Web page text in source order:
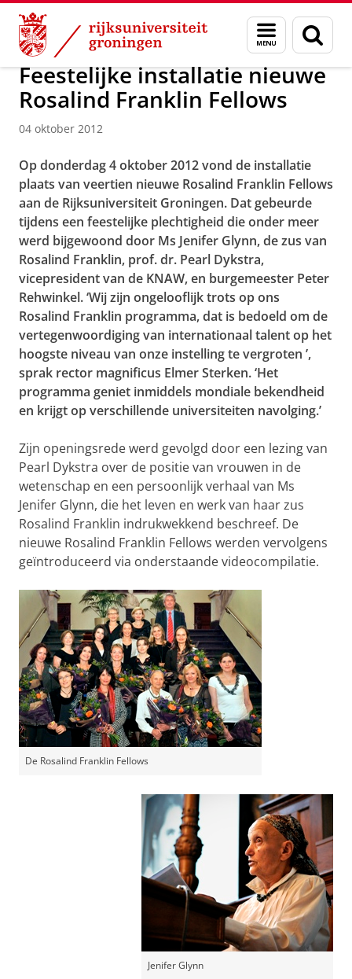
Skip
Content
Skip
Navigation
Menu
en
zoeken
Over ons Actueel Nieuws Nieuwsberichten
Feestelijke installatie nieuwe
Rosalind Franklin Fellows
04 oktober 2012
Op donderdag 4 oktober 2012 vond de installatie
plaats van veertien nieuwe Rosalind Franklin Fellows
aan de Rijksuniversiteit Groningen. Dat gebeurde
tijdens een feestelijke plechtigheid die onder meer
werd bijgewoond door Ms Jenifer Glynn, de zus van
Rosalind Franklin, prof. dr. Pearl Dykstra,
vicepresident van de KNAW, en burgemeester Peter
Rehwinkel.‘Wij zijn ongelooflijk trots op ons
Rosalind Franklin programma, dat is bedoeld om de
vertegenwoordiging van internationaal talent op het
hoogste niveau van onze instelling te vergroten ’,
sprak rector magnificus Elmer Sterken. ‘Het
programma geniet inmiddels mondiale bekendheid
en krijgt op verschillende universiteiten navolging.’
Zijn openingsrede werd gevolgd door een lezing van
Pearl Dykstra over de positie van vrouwen in de
wetenschap en een persoonlijk verhaal van Ms
Jenifer Glynn, die het leven en werk van haar zus
Rosalind Franklin indrukwekkend beschreef. De
nieuwe Rosalind Franklin Fellows werden vervolgens
geïntroduceerd via onderstaande videocompilatie.
De Rosalind Franklin Fellows
Jenifer Glynn